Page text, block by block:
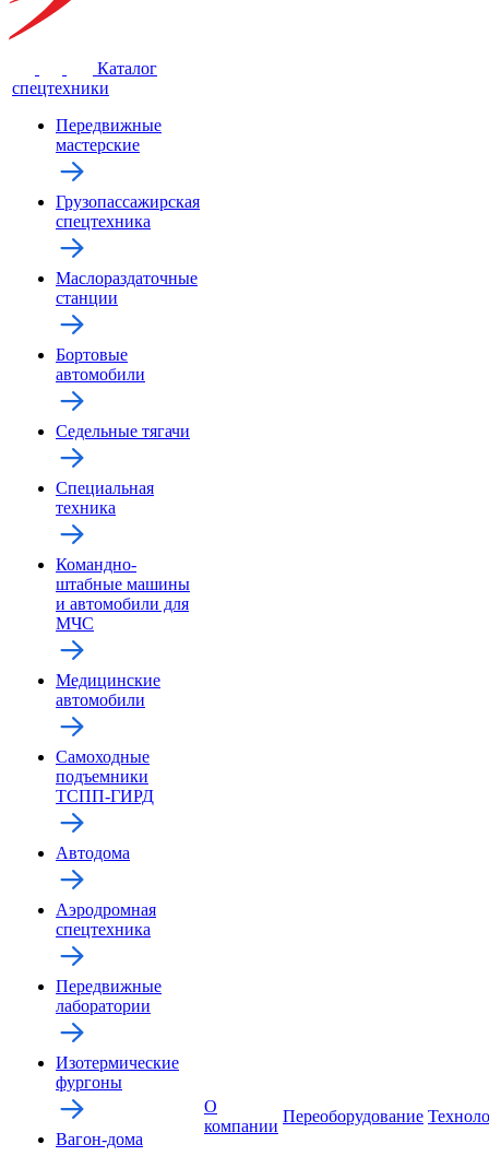
Каталог
спецтехники
Передвижные
мастерские
Грузопассажирская
спецтехника
Маслораздаточные
станции
Бортовые
автомобили
Седельные тягачи
Специальная
техника
Командно-
штабные машины
и автомобили для
МЧС
Медицинские
автомобили
Самоходные
подъемники
ТСПП-ГИРД
Автодома
Аэродромная
спецтехника
Передвижные
лаборатории
Изотермические
фургоны
Вагон-дома
О
компании
Переоборудование